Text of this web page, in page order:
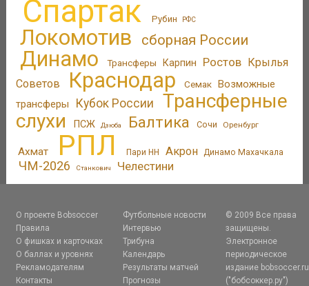
Спартак Рубин РФС
Локомотив сборная России
Динамо Трансферы Карпин Ростов Крылья
Советов
Краснодар Семак Возможные
трансферы
Кубок России
Трансферные
слухи
ПСЖ Дзюба Балтика Сочи Оренбург
Ахмат РПЛ Пари НН Акрон Динамо Махачкала
ЧМ-2026 Станкович Челестини
О проекте Bobsoccer
Правила
О фишках и карточках
О баллах и уровнях
Рекламодателям
Контакты
Футбольные новости
Интервью
Трибуна
Календарь
Результаты матчей
Прогнозы
© 2009 Все права
защищены.
Электронное
периодическое
издание bobsoccer.ru
("бобсоккер.ру")